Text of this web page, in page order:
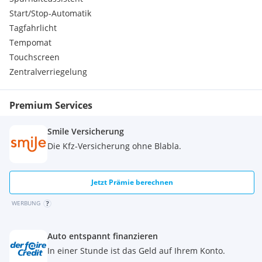
Internet (Touchscreen, Bluetooth, USB)
Assistenz
Fahrassistenz-System: Spurhalteassistent (Lane Assist)
Frontkamera (Multifunktionskamera Frontscheibe)
Geschwindigkeitsbegrenzer mitschauen vorausder Geschw.-
Regelung
Sonstiges
Ausstattung Basis
Außenspiegel schwarz lackiert
Bodenbelag hinten (Teppich)
Bodenbelag vorn (Teppich)
Dachreling/Dachträger Vorbereitung
Fahrassistenz-System: Abbiegebremsfunktion und
Fahrassistenz-System: Multikollisionsbremse (Multi Collision
Brake)
Funkschlüssel (2)
Start/Stop-Automatik
Tagfahrlicht
Tempomat
Touchscreen
Zentralverriegelung
Premium Services
Smile Versicherung
Die Kfz-Versicherung ohne Blabla.
Jetzt Prämie berechnen
WERBUNG
Auto entspannt finanzieren
In einer Stunde ist das Geld auf Ihrem Konto.